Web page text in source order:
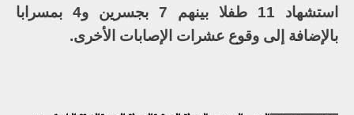
استشهاد 11 طفلا بينهم 7 بجسرين و4 بمسرابا
بالإضافة إلى وقوع عشرات الإصابات الأخرى.